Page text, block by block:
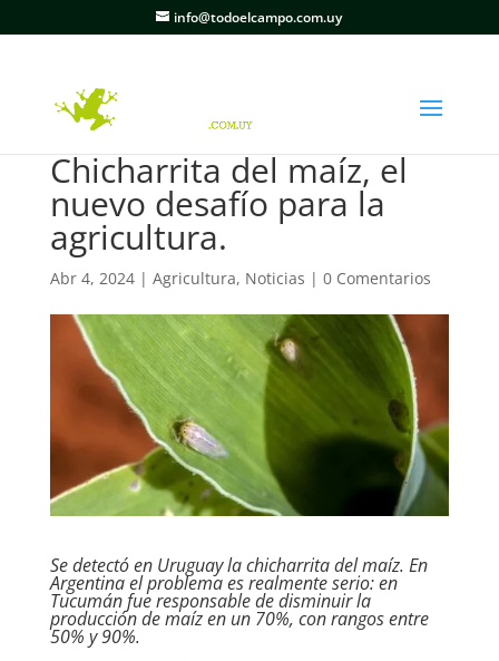
info@todoelcampo.com.uy
Chicharrita del maíz, el
nuevo desafío para la
agricultura.
Abr 4, 2024| Agricultura, Noticias | 0 Comentarios
Se detectó en Uruguay la chicharrita del maíz. En
Argentina el problema es realmente serio: en
Tucumán fue responsable de disminuir la
producción de maíz en un 70%, con rangos entre
50% y 90%.